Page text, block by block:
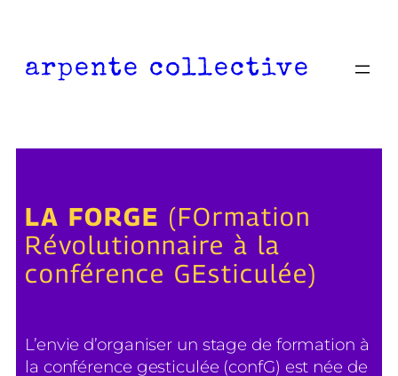
arpente collective
LA FORGE (FOrmation
Révolutionnaire à la
conférence GEsticulée)
L’envie d’organiser un stage de formation à
la conférence gesticulée (confG) est née de